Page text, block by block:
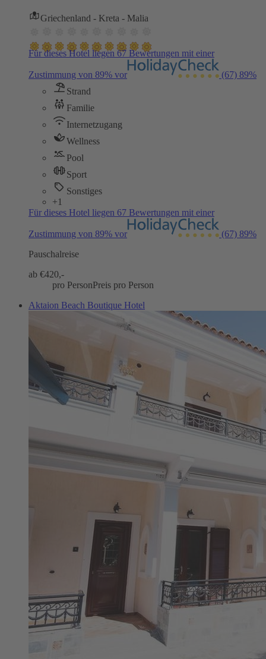
Griechenland - Kreta - Malia
Für dieses Hotel liegen 67 Bewertungen mit einer
Zustimmung von 89% vor (67) 89%
Strand
Familie
Internetzugang
Wellness
Pool
Sport
Sonstiges
+1
Für dieses Hotel liegen 67 Bewertungen mit einer
Zustimmung von 89% vor (67) 89%
Pauschalreise
ab €420,-
pro PersonPreis pro Person
Aktaion Beach Boutique Hotel